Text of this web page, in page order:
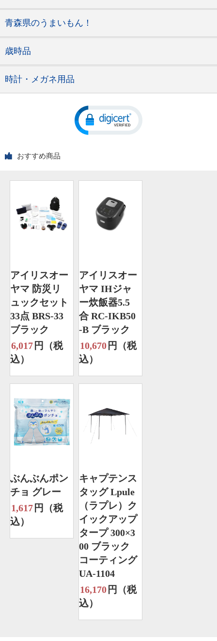
青森県のうまいもん！
歳時品
時計・メガネ用品
おすすめ商品
アイリスオー
ヤマ 防災リ
ュックセット
33点 BRS-33
ブラック
6,017 円（税
込）
アイリスオー
ヤマ IHジャ
ー炊飯器5.5
合 RC-IKB50
-B ブラック
10,670 円（税
込）
ぶんぶんポン
チョ グレー
1,617 円（税
込）
キャプテンス
タッグ Lpule
（ラプレ）ク
イックアップ
タープ 300×3
00 ブラック
コーティング
UA-1104
16,170 円（税
込）